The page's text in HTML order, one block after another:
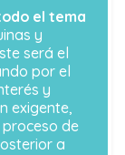
el tema
y
será el
por el
y
exigente,
de
a